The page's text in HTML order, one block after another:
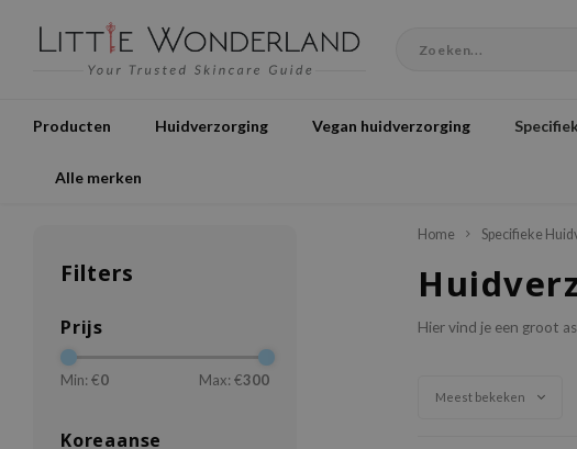
Producten Huidverzorging Vegan huidverzorging
Alle merken
Filters
Prijs
Min: €0 Max: €300
Koreaanse
Home Specifieke
Hier vind je een groot
Meest bekeken